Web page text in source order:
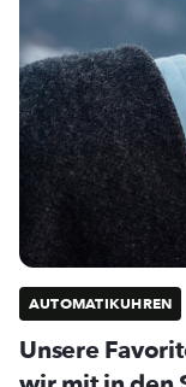
AUTOMATIKUHREN
Unsere